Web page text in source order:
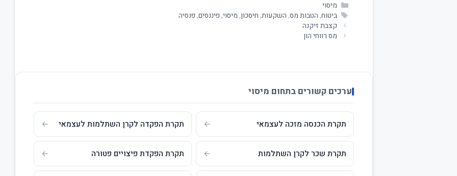
מיסוי
ביטוח, הטבות מס, השקעות, חיסכון, מיסוי, פיננסים, פנסיה
קצבת זיקנה
מס רווחי הון
ערכים קשורים בתחום מיסוי
תקרת הכנסה מזכה לעצמאי תקרת הפקדה לקרן השתלמות לעצמאי
תקרת שכר לקרן השתלמות תקרת הפקדת פיצויים פטורה